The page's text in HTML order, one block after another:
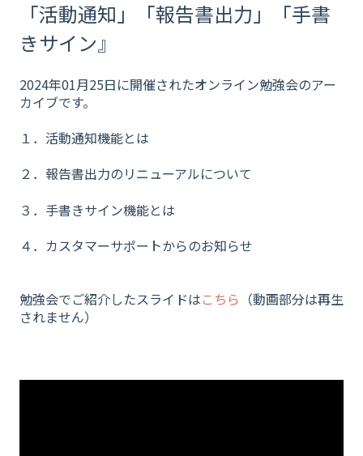
「活動通知」「報告書出力」「手書
きサイン』
2024年01月25日に開催されたオンライン勉強会のアー
カイブです。
１．活動通知機能とは
２．報告書出力のリニューアルについて
３．手書きサイン機能とは
４．カスタマーサポートからのお知らせ
勉強会でご紹介したスライドはこちら （動画部分は再生
されません）